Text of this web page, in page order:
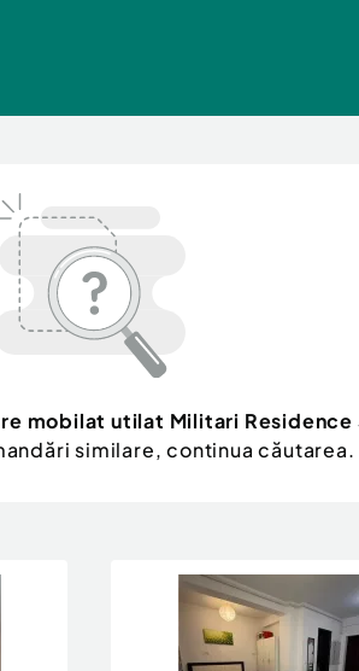
mobilat utilat Militari Residence
similare, continua căutarea.